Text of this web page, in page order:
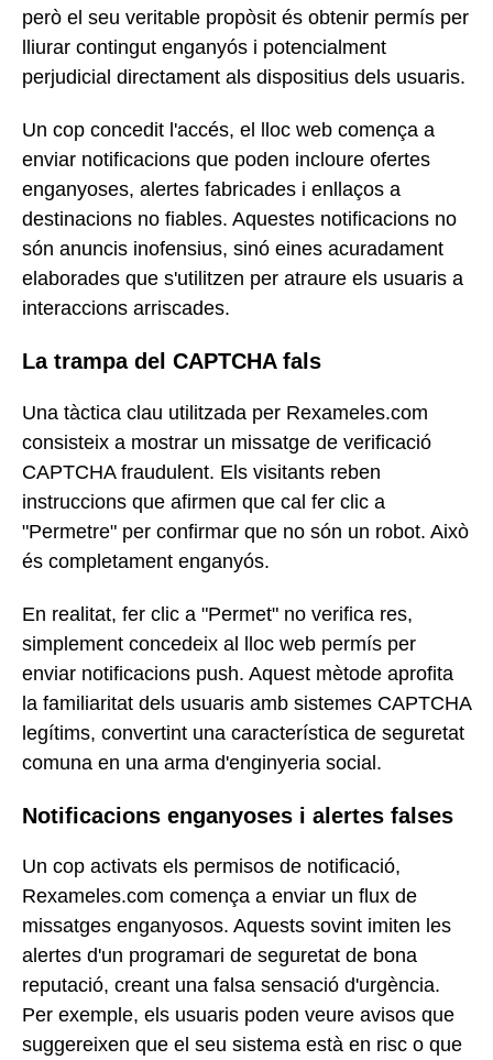
però el seu veritable propòsit és obtenir permís per
lliurar contingut enganyós i potencialment
perjudicial directament als dispositius dels usuaris.
Un cop concedit l'accés, el lloc web comença a
enviar notificacions que poden incloure ofertes
enganyoses, alertes fabricades i enllaços a
destinacions no fiables. Aquestes notificacions no
són anuncis inofensius, sinó eines acuradament
elaborades que s'utilitzen per atraure els usuaris a
interaccions arriscades.
La trampa del CAPTCHA fals
Una tàctica clau utilitzada per Rexameles.com
consisteix a mostrar un missatge de verificació
CAPTCHA fraudulent. Els visitants reben
instruccions que afirmen que cal fer clic a
"Permetre" per confirmar que no són un robot. Això
és completament enganyós.
En realitat, fer clic a "Permet" no verifica res,
simplement concedeix al lloc web permís per
enviar notificacions push. Aquest mètode aprofita
la familiaritat dels usuaris amb sistemes CAPTCHA
legítims, convertint una característica de seguretat
comuna en una arma d'enginyeria social.
Notificacions enganyoses i alertes falses
Un cop activats els permisos de notificació,
Rexameles.com comença a enviar un flux de
missatges enganyosos. Aquests sovint imiten les
alertes d'un programari de seguretat de bona
reputació, creant una falsa sensació d'urgència.
Per exemple, els usuaris poden veure avisos que
suggereixen que el seu sistema està en risc o que